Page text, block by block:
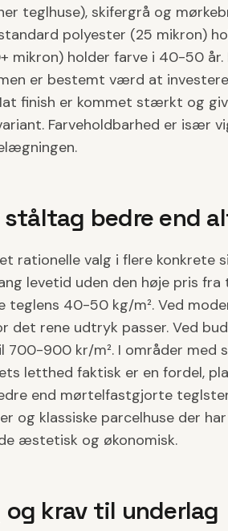
teglhuse), skifergrå og
polyester (25 mikron)
mikron) holder farve i 40-50
er bestemt værd at
finish er kommet stærkt og
Farveholdbarhed er især
ståltag bedre end
rationelle valg i flere konkrete
levetid uden den høje pris
teglens 40-50 kg/m². Ved
det rene udtryk passer. Ved
700-900 kr/m². I områder med
letthed faktisk er en fordel,
end mørtelfastgjorte
og klassiske parcelhuse der
æstetisk og økonomisk.
krav til underlag